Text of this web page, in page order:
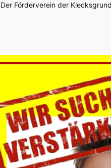
Der Förderverein der